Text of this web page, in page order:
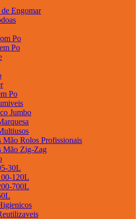
Engomar
Po
Po
Po
Jumbo
Mão Rolos Profissionais
Mão Zig-Zag
30L
120L
700L